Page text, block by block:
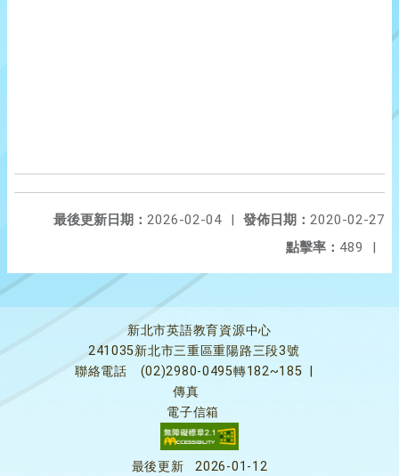
發佈日期： 2020-02-27
最後更新日期： 2026-02-04
|
點擊率： 489 |
新北市英語教育資源中心
241035新北市三重區重陽路三段3號
聯絡電話
(02)2980-0495轉182~185
傳真
電子信箱
最後更新 2026-01-12